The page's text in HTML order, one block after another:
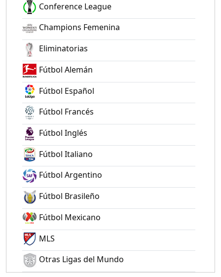
Conference League
Champions Femenina
Eliminatorias
Fútbol Alemán
Fútbol Español
Fútbol Francés
Fútbol Inglés
Fútbol Italiano
Fútbol Argentino
Fútbol Brasileño
Fútbol Mexicano
MLS
Otras Ligas del Mundo